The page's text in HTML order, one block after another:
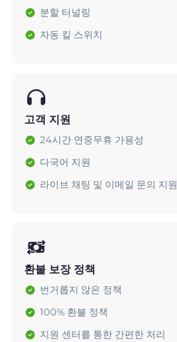
분할 터널링
자동 킬 스위치
고객 지원
24시간 연중무휴 가용성
다국어 지원
라이브 채팅 및 이메일 문의 지원
환불 보장 정책
번거롭지 않은 정책
100% 환불 정책
지원 센터를 통한 간편한 처리